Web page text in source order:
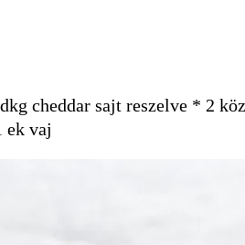
cheddar sajt reszelve * 2
ek vaj